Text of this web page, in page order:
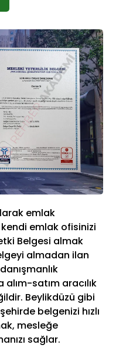
emlak
emlak ofisinizi
Belgesi almak
almadan ilan
satım aracılık
Beylikdüzü gibi
belgenizi hızlı
mesleğe
sağlar.